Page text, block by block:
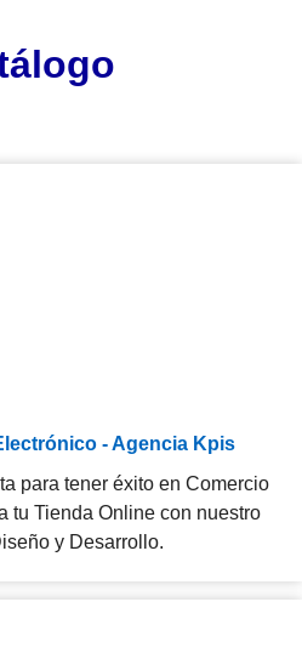
- Agencia Kpis
para tener éxito en Comercio
tu Tienda Online con nuestro
y Desarrollo.